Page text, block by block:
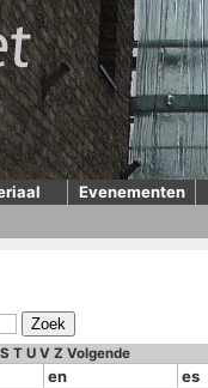
Evenementen
S T U V Z Volgende
en
es